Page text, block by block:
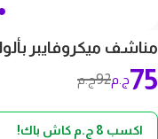
مناشف ميكروفايبر بألوان متنوعة
92ج.م 75ج.م
اكسب 8 ج.م كاش باك!